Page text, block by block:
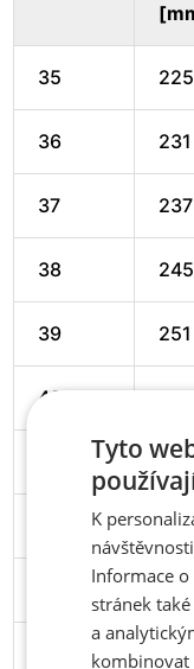
35 225
36 231
37 237
38 245
39 251
40 258
266
274
279
286
Tyto
K
Informace
stránek
a